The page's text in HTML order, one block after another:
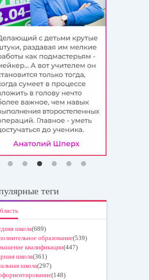
теги
школа(689)
образование(539)
квалификации(447)
школа(361)
школа(297)
(148)